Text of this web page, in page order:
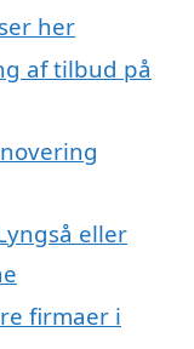
her
af tilbud på
eller
firmaer i